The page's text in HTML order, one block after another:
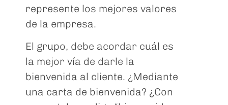
represente los mejores valores
de la empresa.
El grupo, debe acordar cuál es
la mejor vía de darle la
bienvenida al cliente. ¿Mediante
una carta de bienvenida? ¿Con